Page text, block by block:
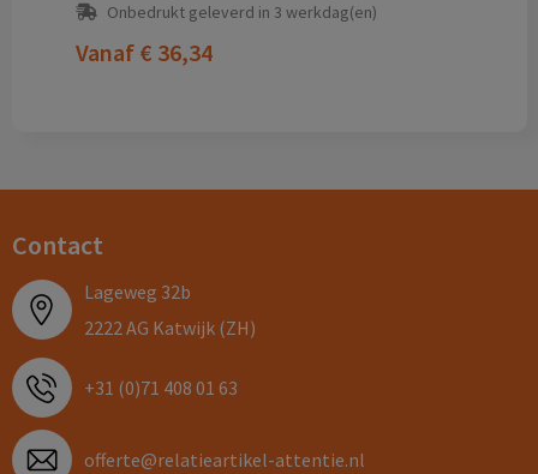
Onbedrukt geleverd in 3 werkdag(en)
Vanaf € 36,34
Contact
Lageweg 32b
2222 AG Katwijk (ZH)
+31 (0)71 408 01 63
offerte@relatieartikel-attentie.nl